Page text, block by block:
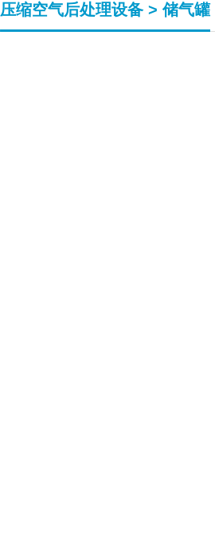
压缩空气后处理设备 > 储气罐